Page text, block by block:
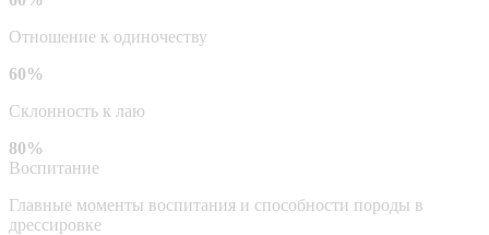
Отношение к одиночеству
60%
Склонность к лаю
80%
Воспитание
Главные моменты воспитания и способности породы в
дрессировке